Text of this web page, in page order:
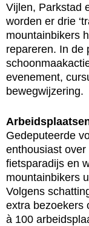
Vijlen, Parkstad
worden er drie
mountainbikers
repareren. In de
evenement,
bewegwijzering.
Gedeputeerde
enthousiast over
fietsparadijs en
mountainbikers
Volgens
extra bezoekers
à 100